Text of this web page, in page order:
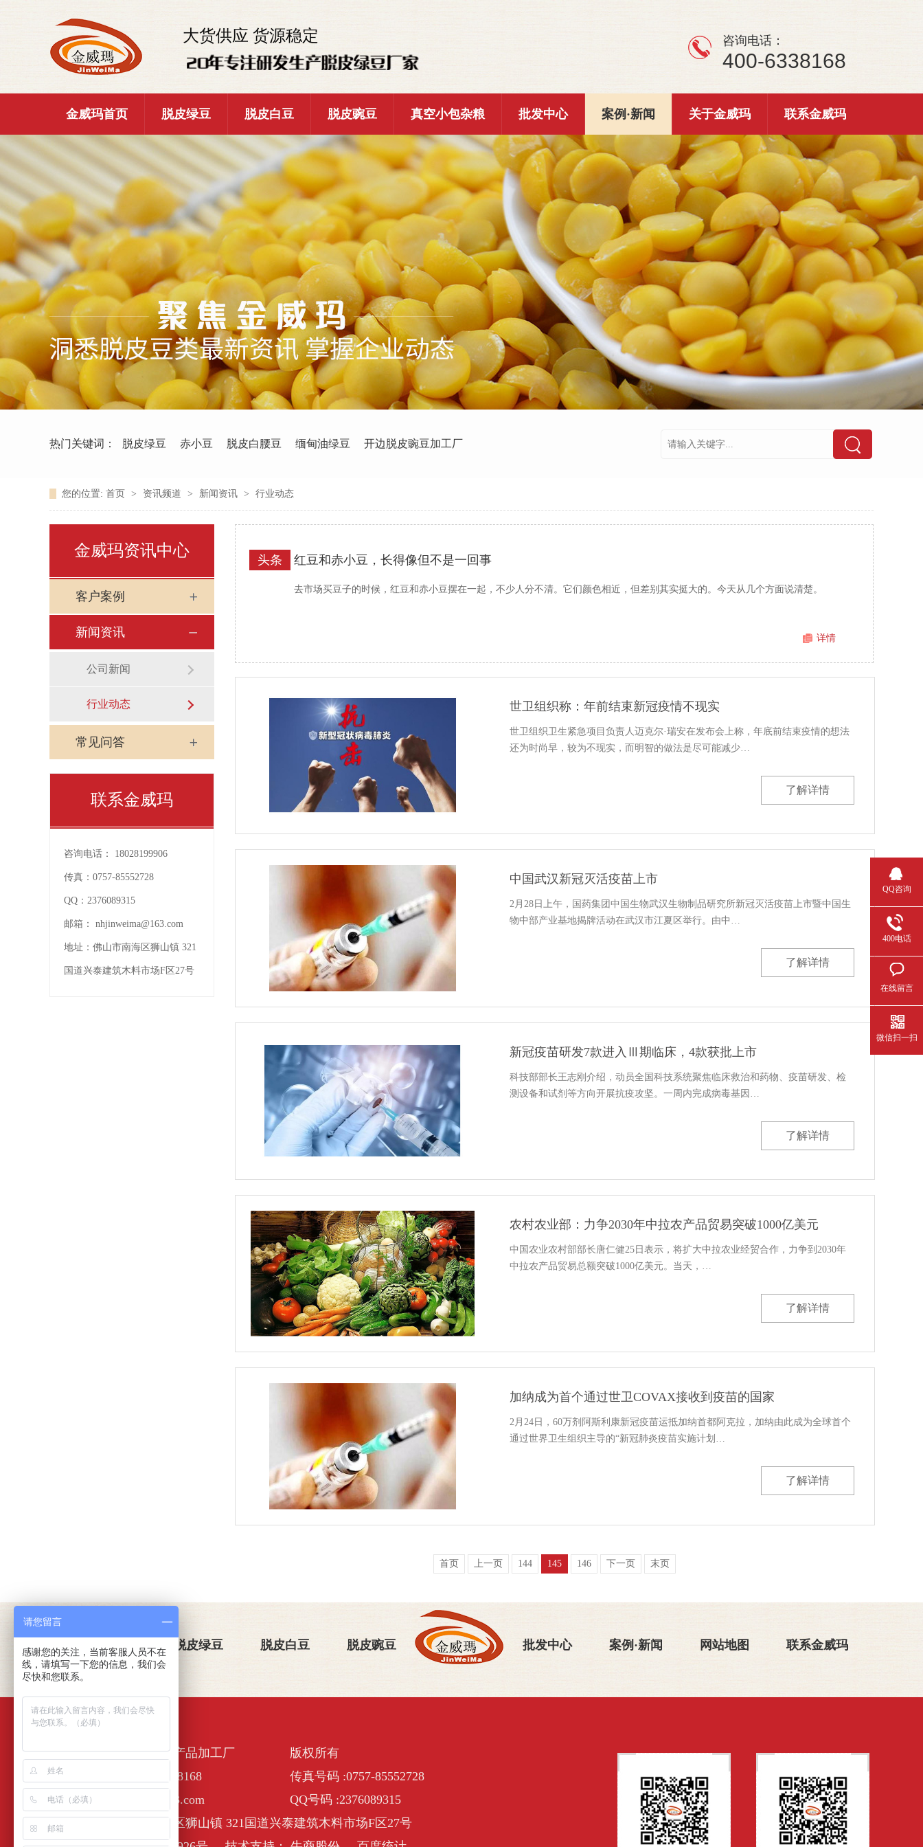
大货供应 货源稳定 咨询电话：
400-6338168
金威玛首页 脱皮绿豆 脱皮白豆 脱皮豌豆 真空小包杂粮 批发中心 案例·新闻 关于金威玛 联系金威玛
热门关键词： 脱皮绿豆 赤小豆 脱皮白腰豆 缅甸油绿豆 开边脱皮豌豆加工厂
您的位置: 首页 > 资讯频道 > 新闻资讯 > 行业动态
金威玛资讯中心
客户案例
新闻资讯
公司新闻
行业动态
常见问答
联系金威玛
咨询电话： 18028199906
传真： 0757-85552728
QQ： 2376089315
邮箱： nhjinweima@163.com
地址： 佛山市南海区狮山镇 321
国道兴泰建筑木料市场F区27号
红豆和赤小豆，长得像但不是一回事
头条
去市场买豆子的时候，红豆和赤小豆摆在一起，不少人分不清。它们颜色相近，但差别其实挺大的。今天从几个方面说清楚。
详情
世卫组织称：年前结束新冠疫情不现实
世卫组织卫生紧急项目负责人迈克尔·瑞安在发布会上称，年底前结束疫情的想法
还为时尚早，较为不现实，而明智的做法是尽可能减少…
了解详情
中国武汉新冠灭活疫苗上市
2月28日上午，国药集团中国生物武汉生物制品研究所新冠灭活疫苗上市暨中国生
物中部产业基地揭牌活动在武汉市江夏区举行。由中…
了解详情
新冠疫苗研发7款进入Ⅲ期临床，4款获批上市
科技部部长王志刚介绍，动员全国科技系统聚焦临床救治和药物、疫苗研发、检
测设备和试剂等方向开展抗疫攻坚。一周内完成病毒基因…
了解详情
农村农业部：力争2030年中拉农产品贸易突破1000亿美元
中国农业农村部部长唐仁健25日表示，将扩大中拉农业经贸合作，力争到2030年
中拉农产品贸易总额突破1000亿美元。当天，…
了解详情
加纳成为首个通过世卫COVAX接收到疫苗的国家
2月24日，60万剂阿斯利康新冠疫苗运抵加纳首都阿克拉，加纳由此成为全球首个
通过世界卫生组织主导的“新冠肺炎疫苗实施计划…
了解详情
首页 上一页 144 145 146 下一页 末页
关于金威玛 脱皮绿豆 脱皮白豆 脱皮豌豆 批发中心 案例·新闻 网站地图 联系金威玛
佛山市南海区金诺一农产品加工厂
版权所有
全国服务热线：400-6338168
传真号码 :0757-85552728
E-Mail :nhjinweima@163.com
QQ号码 :2376089315
公司地址：佛山市南海区狮山镇 321国道兴泰建筑木料市场F区27号
QQ咨询
400电话
在线留言
微信扫一扫
请您留言
感谢您的关注，当前客服人员不在
线，请填写一下您的信息，我们会
尽快和您联系。